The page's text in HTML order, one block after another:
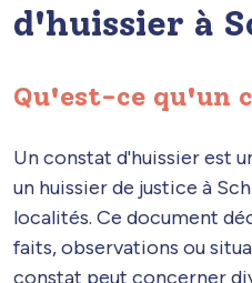
d'huissier à
Qu'est-ce qu'un
Un constat d'huissier est
un huissier de justice à
localités. Ce document
faits, observations ou
constat peut concerner